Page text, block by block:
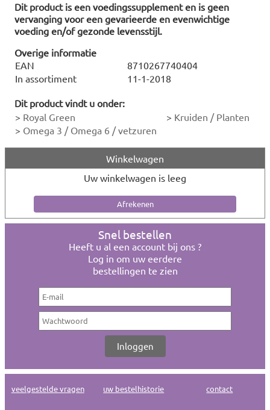
Dit product is een voedingssupplement en is geen
vervanging voor een gevarieerde en evenwichtige
voeding en/of gezonde levensstijl.
Overige informatie
EAN
8710267740404
In assortiment
11-1-2018
Dit product vindt u onder:
> Royal Green > Kruiden / Planten
> Omega 3 / Omega 6 / vetzuren
Winkelwagen
Uw winkelwagen is leeg
Snel bestellen
Heeft u al een account bij ons ?
Log in om uw eerdere
bestellingen te zien
veelgestelde vragen uw bestelhistorie contact